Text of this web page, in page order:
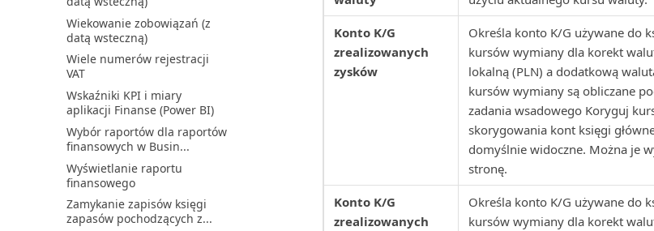
Wiekowanie zobowiązań (z
datą wsteczną)
Wiele numerów rejestracji
VAT
Wskaźniki KPI i miary
aplikacji Finanse (Power BI)
Wybór raportów dla raportów
finansowych w Busin...
Wyświetlanie raportu
finansowego
Zamykanie zapisów księgi
zapasów pochodzących z...
Konto K/G
zrealizowanych
zysków
Określa konto K/G używane do
kursów wymiany dla korekt
lokalną (PLN) a dodatkową
kursów wymiany są obliczane
zadania wsadowego Koryguj
skorygowania kont księgi
domyślnie widoczne. Można je
stronę.
Konto K/G
zrealizowanych
Określa konto K/G używane do
kursów wymiany dla korekt